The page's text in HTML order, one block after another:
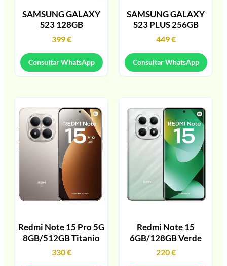
SAMSUNG GALAXY
S23 128GB
399€
Consultar WhatsApp
SAMSUNG GALAXY
S23 PLUS 256GB
449€
Consultar WhatsApp
Redmi Note 15 Pro 5G
8GB/512GB Titanio
330€
Redmi Note 15
6GB/128GB Verde
220€